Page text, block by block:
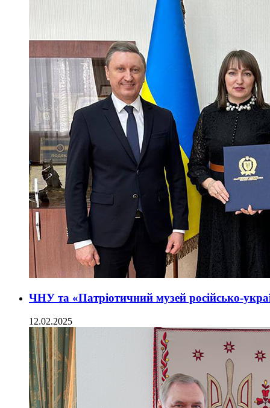
ЧНУ та «Патріотичний музей російсько-
12.02.2025